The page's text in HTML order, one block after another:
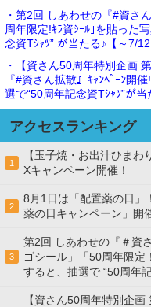
・第2回 しあわせの『#資さ
周年限定!ｷﾗ資ｼｰﾙ｣を貼った
念資Tｼｬﾂ” が当たる♪【～7/12
・【資さん50周年特別企画
『#資さん拡散』ｷｬﾝﾍﾟｰﾝ開
選で“50周年記念資Tｼｬﾂ”が当
アクセスランキング
1
【玉子焼・お出汁ひま
Xキャンペーン開催！
2
8月1日は「配置薬の日」
薬の日キャンペーン」開
3
第2回 しあわせの『＃資
ゴシール」「50周年限定
すると、抽選で “50周年
【資さん50周年特別企